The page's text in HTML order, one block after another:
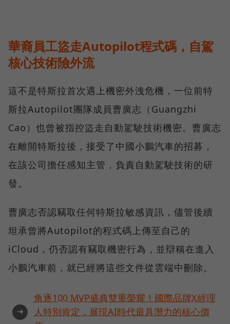
華裔員工盜走Autopilot程式碼，自駕
核心技術險外流
這不是特斯拉首次遇上機密外洩危機，一位前特
斯拉Autopilot團隊成員曹廣志（Guangzhi
Cao）也曾被指控盜走自動駕駛技術機密。曹廣志
在離開特斯拉後，接受了中國小鵬汽車的招募，
在該公司擔任感知主管，負責自動駕駛技術的研
發。
曹廣志否認竊取任何特斯拉敏感資訊，儘管後續
坦承曾將Autopilot的程式碼上傳至自己的
iCloud，仍否認有竊取機密行為，並辯稱在進入
小鵬汽車前，就已經將這些文件從雲端中刪除。
➜
角逐100 MVP盛典雙重榮耀！國際品牌X經理
人特別肯定，展現AI時代最具潛力的核心價